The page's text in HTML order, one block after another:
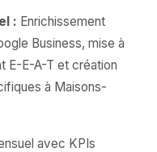
: Enrichissement
Business, mise à
E-E-A-T et création
à Maisons-
avec KPIs